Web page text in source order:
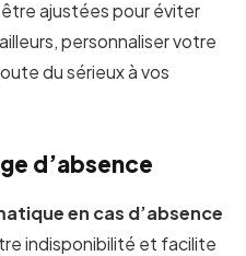
ajustées pour éviter
personnaliser votre
du sérieux à vos
d’absence
en cas d’absence
indisponibilité et facilite